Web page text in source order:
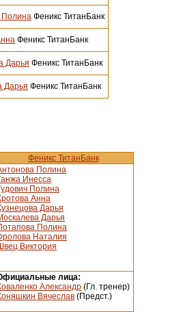
Полина Феникс ТитанБанк
Феникс ТитанБанк
Дарья Феникс ТитанБанк
Дарья Феникс ТитанБанк
Феникс ТитанБанк
Полина
Инесса
Полина
Анна
Дарья
Дарья
Полина
Наталия
Виктория
лица:
Александр (Гл. тренер)
Вячеслав (Предст.)